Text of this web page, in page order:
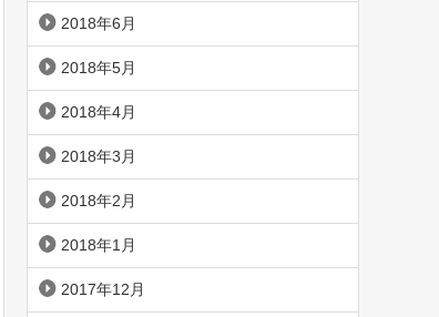
2018年6月
2018年5月
2018年4月
2018年3月
2018年2月
2018年1月
2017年12月